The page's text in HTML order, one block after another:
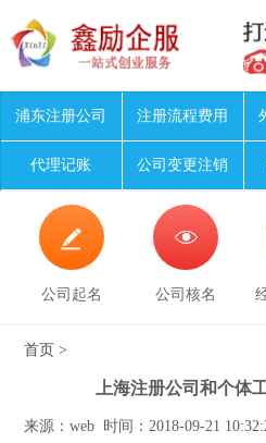
浦东注册公司 注册流程费用
代理记账 公司变更注销

公司起名

公司核名
首页 >
上海注册公司和个体
来源：web 时间：2018-09-21